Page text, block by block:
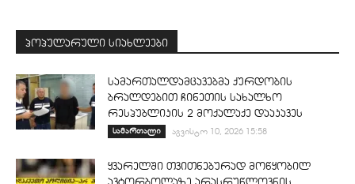
პოპულარული სიახლეები
სამართალდამცავებმა ქურდობის
ბრალდებით ჩინეთის სახალხო
რესპუბლიკის 2 მოქალაქე დააკავეს
სამართალი აგვისტო 10, 2026 15:58
ყვარელში თვითნებურად მოწყობილ